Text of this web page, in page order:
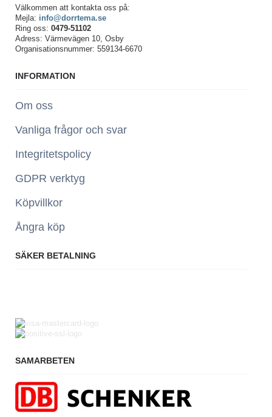
Välkommen att kontakta oss på:
Mejla: info@dorrtema.se
Ring oss: 0479-51102
Adress: Värmevägen 10, Osby
Organisationsnummer: 559134-6670
INFORMATION
Om oss
Vanliga frågor och svar
Integritetspolicy
GDPR verktyg
Köpvillkor
Ångra köp
SÄKER BETALNING
SAMARBETEN